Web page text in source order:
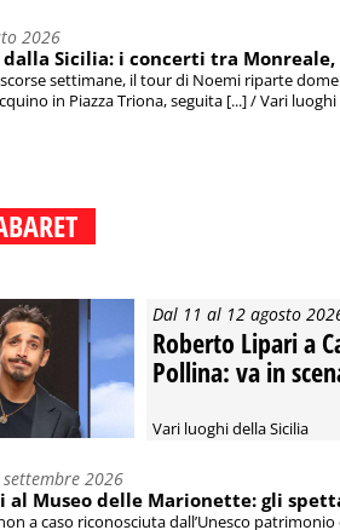
2026
Sicilia: i concerti tra Monreale,
settimane, il tour di Noemi riparte
in Piazza Triona, seguita [...] / Vari
Dal 11 al 12 agosto
Roberto Lipari a
Pollina: va in
Vari luoghi della Sicilia
2026
al Museo delle Marionette: gli
a caso riconosciuta dall’Unesco